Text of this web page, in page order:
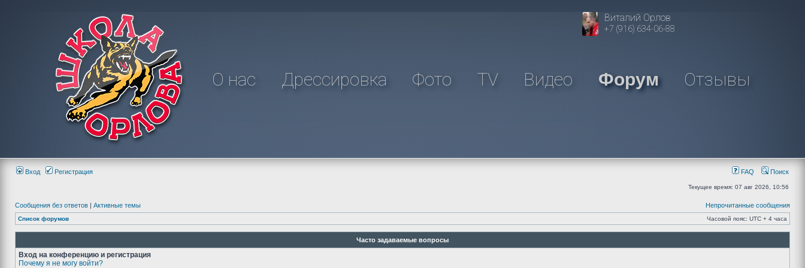
Виталий Орлов
+7 (916) 634-06-88
О нас Дрессировка Фото TV Видео Форум Отзывы
Вход Регистрация FAQ Поиск
Текущее время: 07 авг 2026, 10:56
Сообщения без ответов | Активные темы Непрочитанные сообщения
Список форумов Часовой пояс: UTC + 4 часа
Часто задаваемые вопросы
Вход на конференцию и регистрация
Почему я не могу войти?